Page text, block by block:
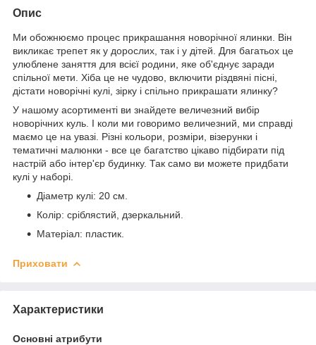
Опис
Ми обожнюємо процес прикрашання новорічної ялинки. Він
викликає трепет як у дорослих, так і у дітей. Для багатьох це
улюблене заняття для всієї родини, яке об'єднує заради
спільної мети. Хіба це не чудово, включити різдвяні пісні,
дістати новорічні кулі, зірку і спільно прикрашати ялинку?
У нашому асортименті ви знайдете величезний вибір
новорічних куль. І коли ми говоримо величезний, ми справді
маємо це на увазі. Різні кольори, розміри, візерунки і
тематичні малюнки - все це багатство цікаво підбирати під
настрій або інтер'єр будинку. Так само ви можете придбати
кулі у наборі.
Діаметр кулі: 20 см.
Колір: сріблястий, дзеркальний.
Матеріал: пластик.
Приховати
Характеристики
Основні атрибути